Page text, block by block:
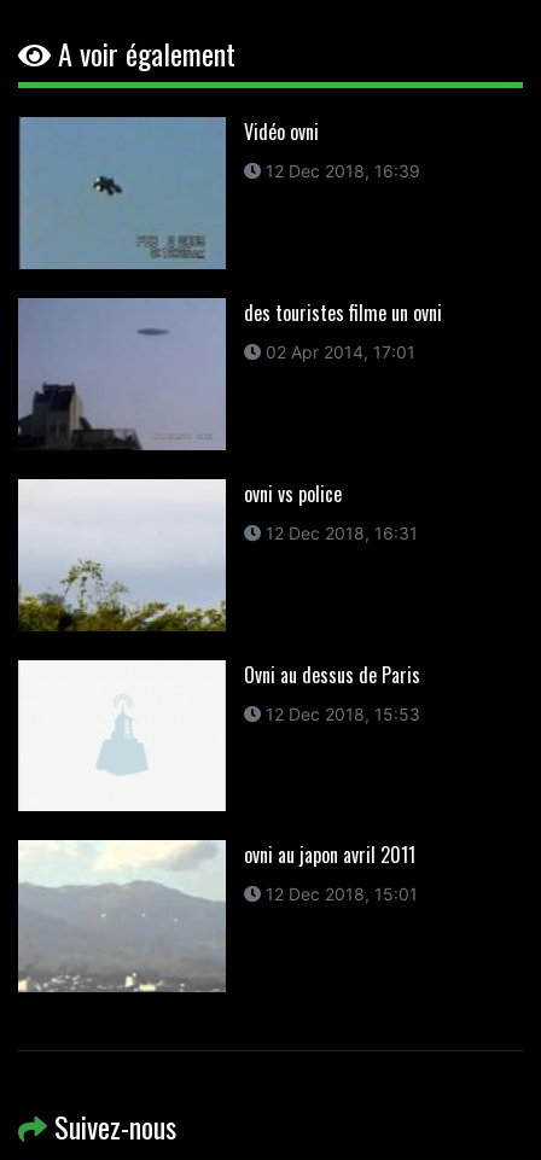
A voir également
Vidéo ovni
12 Dec 2018, 16:39
des touristes filme un ovni
02 Apr 2014, 17:01
ovni vs police
12 Dec 2018, 16:31
Ovni au dessus de Paris
12 Dec 2018, 15:53
ovni au japon avril 2011
12 Dec 2018, 15:01
Suivez-nous